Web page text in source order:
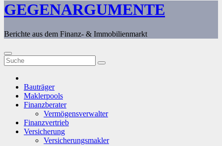
GEGENARGUMENTE
Berichte aus dem Finanz- & Immobilienmarkt
Bauträger
Maklerpools
Finanzberater
Vermögensverwalter
Finanzvertrieb
Versicherung
Versicherungsmakler